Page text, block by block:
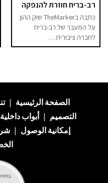
רב-בריח חוזרת להנפקה
כתבה בTheMarker שוק ההון
על המעבר של רב-בריח
לחברה ציבורית…
الصفحة الرئيسية |
التصميم | أبواب داخلية
إمكانية الوصول |